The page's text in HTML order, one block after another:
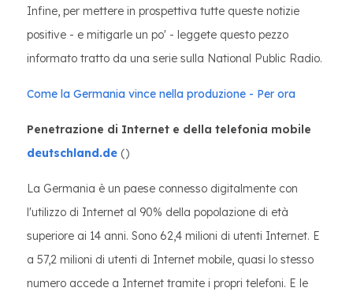
Infine, per mettere in prospettiva tutte queste notizie
positive - e mitigarle un po' - leggete questo pezzo
informato tratto da una serie sulla National Public Radio.
Come la Germania vince nella produzione - Per ora
Penetrazione di Internet e della telefonia mobile
deutschland.de ()
La Germania è un paese connesso digitalmente con
l'utilizzo di Internet al 90% della popolazione di età
superiore ai 14 anni. Sono 62,4 milioni di utenti Internet. E
a 57,2 milioni di utenti di Internet mobile, quasi lo stesso
numero accede a Internet tramite i propri telefoni. E le